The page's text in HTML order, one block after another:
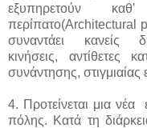
εξυπηρετούν
περίπατο(Architectural
συναντάει κανείς
κινήσεις, αντίθετες
συνάντησης,
4. Προτείνεται μια νέα
πόλης. Κατά τη